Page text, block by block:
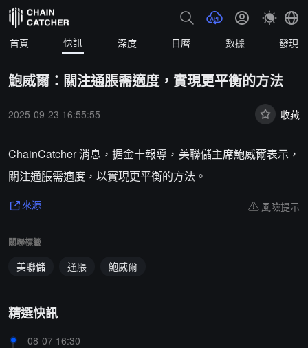
首頁 快訊 深度 日曆 數據 發現
鮑威爾：關注通脹需適度，實現更平衡的方法
2025-09-23 16:55:55 收藏
ChainCatcher 消息，据金十報導，美聯儲主席鮑威爾表示，
關注通脹需適度，以實現更平衡的方法。
來源 風險提示
關聯標籤
美聯儲 通脹 鮑威爾
精選快訊
08-07 16:30